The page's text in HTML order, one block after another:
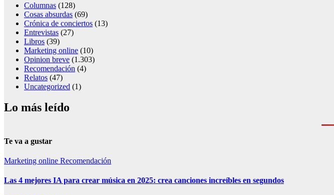
Columnas (128)
Cosas absurdas (69)
Crónica de conciertos (13)
Entrevistas (27)
Libros (39)
Marketing online (10)
Opinion breve (1.303)
Recomendación (4)
Relatos (47)
Uncategorized (1)
Lo más leído
Te va a gustar
Marketing online Recomendación
Las 4 mejores IA para crear música en 2025: crea canciones increíbles en segundos